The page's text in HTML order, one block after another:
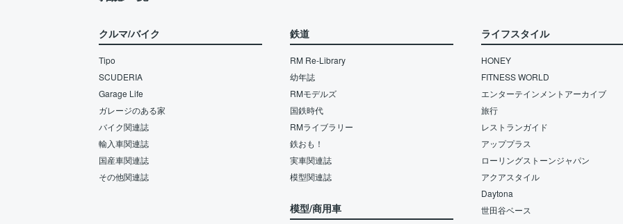
クルマ/バイク
Tipo
SCUDERIA
Garage Life
ガレージのある家
バイク関連誌
輸入車関連誌
国産車関連誌
その他関連誌
鉄道
RM Re-Library
幼年誌
RMモデルズ
国鉄時代
RMライブラリー
鉄おも！
実車関連誌
模型関連誌
模型/商用車
ライフスタイル
HONEY
FITNESS WORLD
エンターテインメントアーカイブ
旅行
レストランガイド
アッププラス
ローリングストーンジャパン
アクアスタイル
Daytona
世田谷ベース